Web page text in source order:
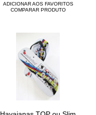
ADICIONAR AOS FAVORITOS
COMPARAR PRODUTO